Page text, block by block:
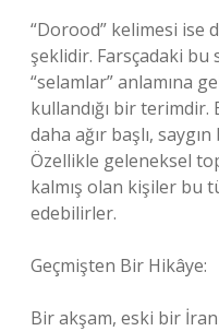
“Dorood” kelimesi ise
şeklidir. Farsçadaki bu
“selamlar” anlamına
kullandığı bir
daha ağır başlı,
Özellikle geleneksel
kalmış olan kişiler bu
edebilirler.
Geçmişten Bir Hikâye:
Bir akşam, eski bir